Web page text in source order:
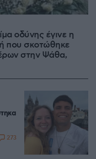
οδύνης έγινε η
που σκοτώθηκε
στην Ψάθα,
273